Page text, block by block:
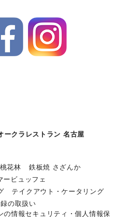
ークラレストラン 名古屋
花林
鉄板焼 さざんか
ービュッフェ
テイクアウト・ケータリング
の取扱い
の情報セキュリティ・個人情報保